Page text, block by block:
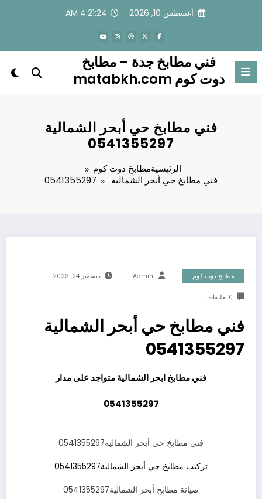
أغسطس 10, 2026 4:21:25 AM
فني مطابخ جدة – مطابخ
دوت كوم matabkh.com
فني مطابخ حي أبحر الشمالية
0541355297
الرئيسيةمطابخ دوت كوم
فني مطابخ حي أبحر الشمالية 0541355297
مطابخ دوت كوم Admin ديسمبر 24, 2023
0 تعليقات
فني مطابخ حي أبحر الشمالية
0541355297
فني مطابخ ابحر الشمالية متواجد على مدار
0541355297
فني مطابخ حي أبحر الشمالية0541355297
تركيب مطابخ حي أبحر الشمالية0541355297
صيانة مطابخ أبحر الشمالية0541355297